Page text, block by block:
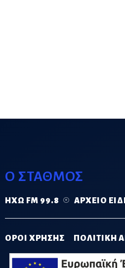
Ο ΣΤΑΘΜΟΣ
ΗΧΏ FM 99.8 ΑΡΧΕΊΟ
ΟΡΟΙ ΧΡΗΣΗΣ ΠΟΛΙΤΙΚΗ